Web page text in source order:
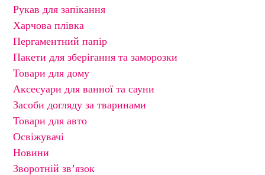
Рукав для запікання
Харчова плівка
Пергаментний папір
Пакети для зберігання та заморозки
Товари для дому
Аксесуари для ванної та сауни
Засоби догляду за тваринами
Товари для авто
Освіжувачі
Новини
Зворотній зв’язок